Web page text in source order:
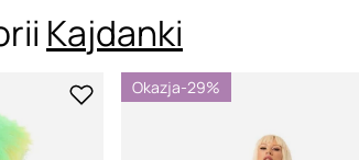
Kajdanki
Okazja-29%